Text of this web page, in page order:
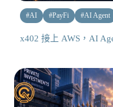
#AI #PayFi #AI Agent
x402 接上 AWS，AI